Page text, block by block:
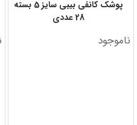
پوشک کانفی بیبی سایز 5 بسته
28 عددی
ناموجود